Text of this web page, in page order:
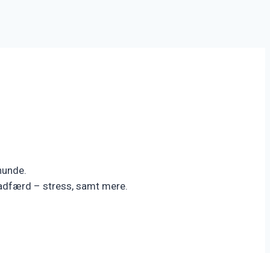
– stress, samt mere.